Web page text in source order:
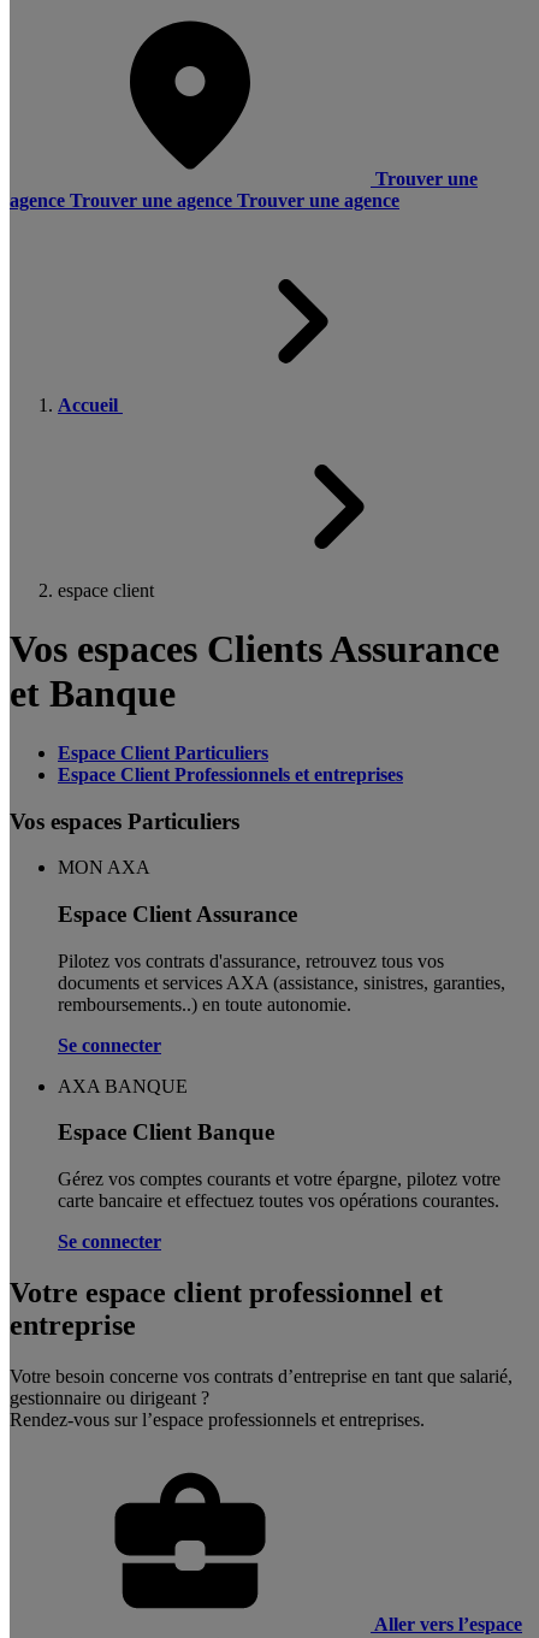
Trouver une
agence Trouver une agence Trouver une agence
Accueil
espace client
Vos espaces Clients Assurance
et Banque
Espace Client Particuliers
Espace Client Professionnels et entreprises
Vos espaces Particuliers
MON AXA
Espace Client Assurance
Pilotez vos contrats d'assurance, retrouvez tous vos
documents et services AXA (assistance, sinistres, garanties,
remboursements..) en toute autonomie. ​
Se connecter
AXA BANQUE
Espace Client Banque
Gérez vos comptes courants et votre épargne, pilotez votre
carte bancaire et effectuez toutes vos opérations courantes.
Se connecter
Votre espace client professionnel et
entreprise
Votre besoin concerne vos contrats d’entreprise en tant que salarié,
gestionnaire ou dirigeant ?
Rendez-vous sur l’espace professionnels et entreprises.
Aller vers l’espace